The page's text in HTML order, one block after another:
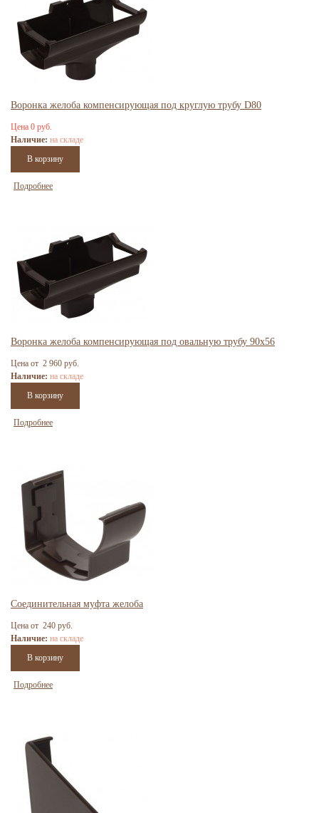
Воронка желоба компенсирующая под круглую трубу D80
Цена 0 руб.
Наличие: на складе
Подробнее
Воронка желоба компенсирующая под овальную трубу 90x56
Цена от 2 960 руб.
Наличие: на складе
Подробнее
Соединительная муфта желоба
Цена от 240 руб.
Наличие: на складе
Подробнее